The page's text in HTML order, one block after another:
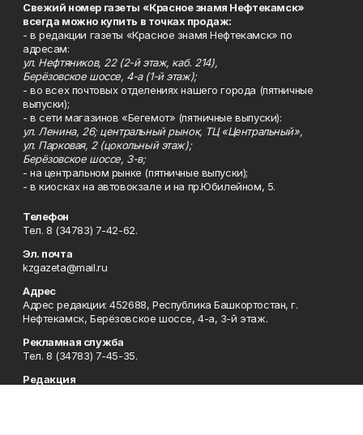
Свежий номер газеты «Красное знамя Нефтекамск»
всегда можно купить в точках продаж:
- в редакции газеты «Красное знамя Нефтекамск» по
адресам:
ул. Нефтяников, 22 (2-й этаж, каб. 214),
Берёзовское шоссе, 4-а (1-й этаж);
- во всех почтовых отделениях нашего города (пятничные
выпуски);
- в сети магазинов «Бегемот» (пятничные выпуски):
ул. Ленина, 26; центральный рынок, ТЦ «Центральный»,
ул. Парковая, 2 (цокольный этаж);
Берёзовское шоссе, 3-в;
- на центральном рынке (пятничные выпуски);
- в киосках на автовокзале и на пр.Юбилейном, 5.
Телефон
Тел. 8 (34783) 7-42-62.
Эл. почта
kzgazeta@mail.ru
Адрес
Адрес редакции: 452688, Республика Башкортостан, г.
Нефтекамск, Берёзовское шоссе, 4-а, 3-й этаж.
Рекламная служба
Тел. 8 (34783) 7-45-35.
Редакция